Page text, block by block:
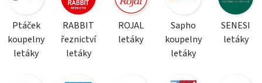
Ptáček
koupelny
letáky
RABBIT
řeznictví
letáky
ROJAL
letáky
Sapho
koupelny
letáky
SENESI
letáky